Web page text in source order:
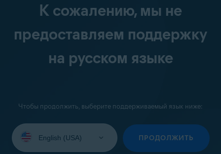
К сожалению, мы не
предоставляем поддержку
на русском языке
Чтобы продолжить, выберите поддерживаемый язык ниже:
язык:
ПРОДОЛЖИТЬ